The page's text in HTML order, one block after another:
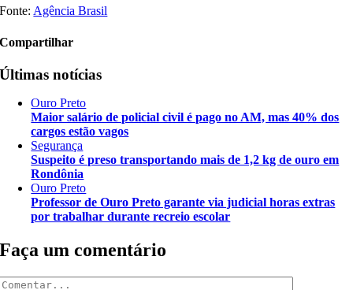
Fonte:Agência Brasil
Compartilhar
Últimas notícias
Ouro Preto
Maior salário de policial civil é pago no AM, mas 40% dos
cargos estão vagos
Segurança
Suspeito é preso transportando mais de 1,2 kg de ouro em
Rondônia
Ouro Preto
Professor de Ouro Preto garante via judicial horas extras
por trabalhar durante recreio escolar
Faça um comentário